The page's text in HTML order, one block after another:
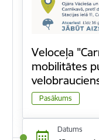
Veloceļa
mobilitātes
Pasākums
Datums